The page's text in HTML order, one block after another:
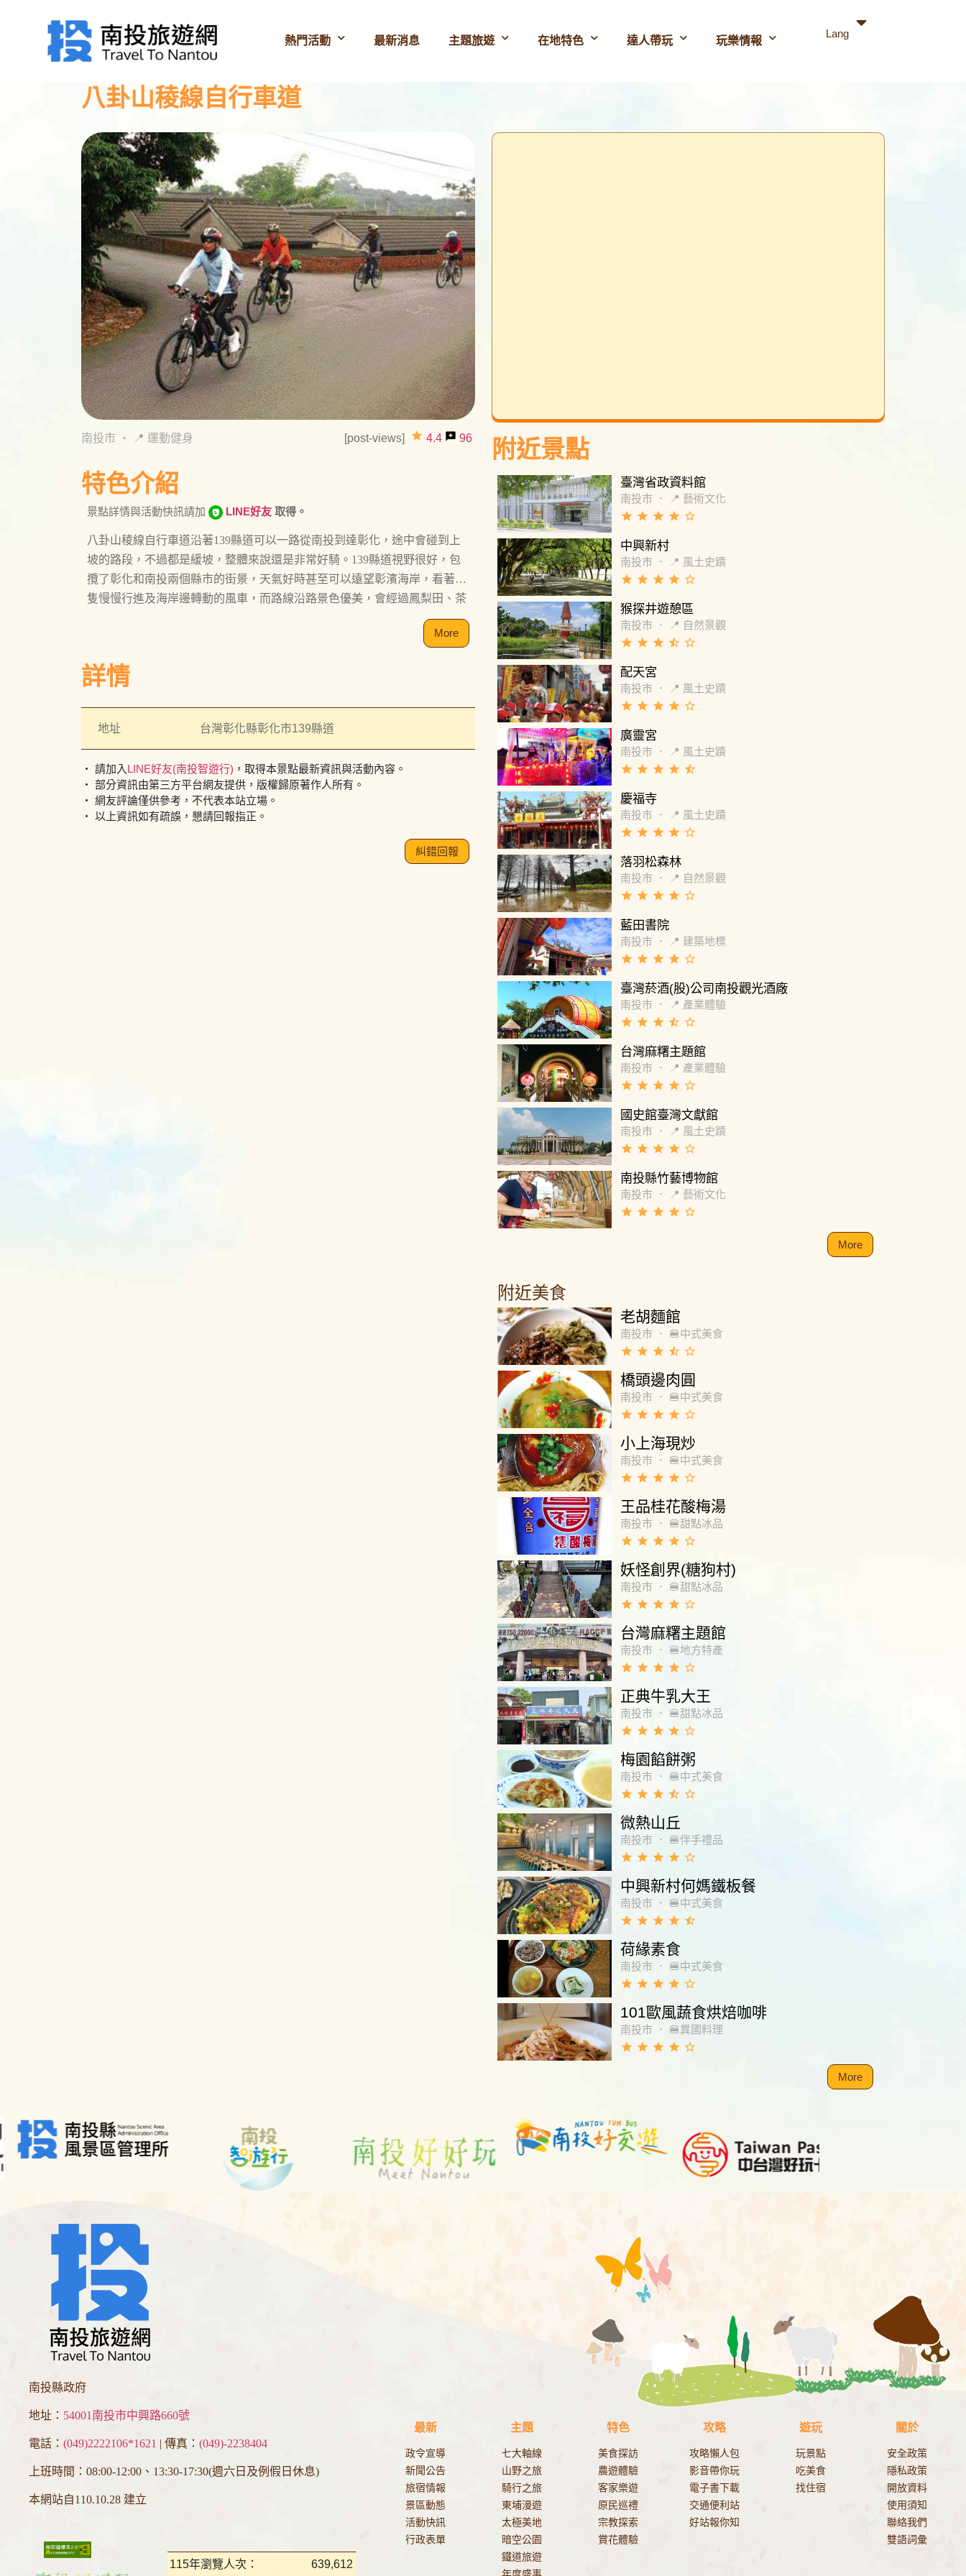
熱門活動 最新消息 主題旅遊 在地特色 達人帶玩 玩樂情報
Lang
八卦山稜線自行車道
南投市 ・ 📍 運動健身 [post-views] grade 4.4 reviews 96
特色介紹
景點詳情與活動快訊請加 LINE好友取得。
八卦山稜線自行車道沿著139縣道可以一路從南投到達彰化，途中會碰到上
坡的路段，不過都是緩坡，整體來說還是非常好騎。139縣道視野很好，包
攬了彰化和南投兩個縣市的街景，天氣好時甚至可以遠望彰濱海岸，看著船
隻慢慢行進及海岸邊轉動的風車，而路線沿路景色優美，會經過鳳梨田、茶
園，滿是油桐花的小徑，其中一段更是兩旁都被小葉欖仁樹簇擁著，形成一
More
詳情
地址 台灣彰化縣彰化市139縣道
・ 請加入 LINE好友(南投智遊行) ，取得本景點最新資訊與活動內容。
・ 部分資訊由第三方平台網友提供，版權歸原著作人所有。
・ 網友評論僅供參考，不代表本站立場。
・ 以上資訊如有疏誤，懇請回報指正。
糾錯回報
附近景點
臺灣省政資料館
南投市 ． 📍 藝術文化
grade grade grade grade star_border
中興新村
南投市 ． 📍 風土史蹟
grade grade grade grade star_border
猴探井遊憩區
南投市 ． 📍 自然景觀
grade grade grade star_half star_border
配天宮
南投市 ． 📍 風土史蹟
grade grade grade grade star_border
廣靈宮
南投市 ． 📍 風土史蹟
grade grade grade grade star_half
慶福寺
南投市 ． 📍 風土史蹟
grade grade grade grade star_border
落羽松森林
南投市 ． 📍 自然景觀
grade grade grade grade star_border
藍田書院
南投市 ． 📍 建築地標
grade grade grade grade star_border
臺灣菸酒(股)公司南投觀光酒廠
南投市 ． 📍 產業體驗
grade grade grade star_half star_border
台灣麻糬主題館
南投市 ． 📍 產業體驗
grade grade grade grade star_border
國史館臺灣文獻館
南投市 ． 📍 風土史蹟
grade grade grade grade star_border
南投縣竹藝博物館
南投市 ． 📍 藝術文化
grade grade grade grade star_border
More
附近美食
老胡麵館
南投市 ． 🍔中式美食
grade grade grade star_half star_border
橋頭邊肉圓
南投市 ． 🍔中式美食
grade grade grade grade star_border
小上海現炒
南投市 ． 🍔中式美食
grade grade grade grade star_border
王品桂花酸梅湯
南投市 ． 🍔甜點冰品
grade grade grade grade star_border
妖怪創界(糖狗村)
南投市 ． 🍔甜點冰品
grade grade grade grade star_border
台灣麻糬主題館
南投市 ． 🍔地方特產
grade grade grade grade star_border
正典牛乳大王
南投市 ． 🍔甜點冰品
grade grade grade grade star_border
梅園餡餅粥
南投市 ． 🍔中式美食
grade grade grade star_half star_border
微熱山丘
南投市 ． 🍔伴手禮品
grade grade grade grade star_border
中興新村何媽鐵板餐
南投市 ． 🍔中式美食
grade grade grade grade star_half
荷緣素食
南投市 ． 🍔中式美食
grade grade grade grade star_border
101歐風蔬食烘焙咖啡
南投市 ． 🍔異國料理
grade grade grade grade star_border
More
南投縣政府
地址： 54001南投市中興路660號
電話： (049)2222106*1621 | 傳真： (049)-2238404
上班時間：08:00-12:00、13:30-17:30(週六日及例假日休息)
本網站自110.10.28 建立
115年瀏覽人次： 639,612
最新
政令宣導
新聞公告
旅宿情報
景區動態
活動快訊
行政表單
主題
七大軸線
山野之旅
騎行之旅
東埔漫遊
太極美地
暗空公園
鐵道旅遊
特色
美食探訪
農遊體驗
客家樂遊
原民巡禮
宗教探索
賞花體驗
攻略
攻略懶人包
影音帶你玩
電子書下載
交通便利站
好站報你知
遊玩
玩景點
吃美食
找住宿
關於
安全政策
隱私政策
開放資料
使用須知
聯絡我們
雙語詞彙